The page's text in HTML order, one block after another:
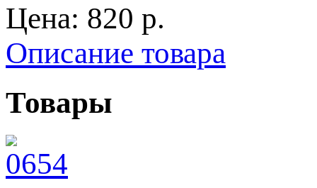
Цена: 820 p.
Описание товара
Товары